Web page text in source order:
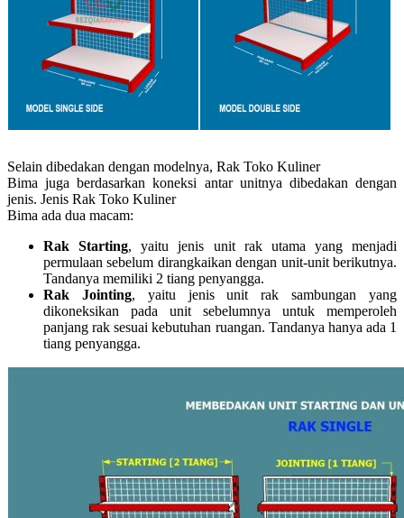
Selain dibedakan dengan modelnya, Rak Toko Kuliner
Bima juga berdasarkan koneksi antar unitnya dibedakan dengan
jenis. Jenis Rak Toko Kuliner
Bima ada dua macam:
Rak Starting, yaitu jenis unit rak utama yang menjadi
permulaan sebelum dirangkaikan dengan unit-unit berikutnya.
Tandanya memiliki 2 tiang penyangga.
Rak Jointing, yaitu jenis unit rak sambungan yang
dikoneksikan pada unit sebelumnya untuk memperoleh
panjang rak sesuai kebutuhan ruangan. Tandanya hanya ada 1
tiang penyangga.